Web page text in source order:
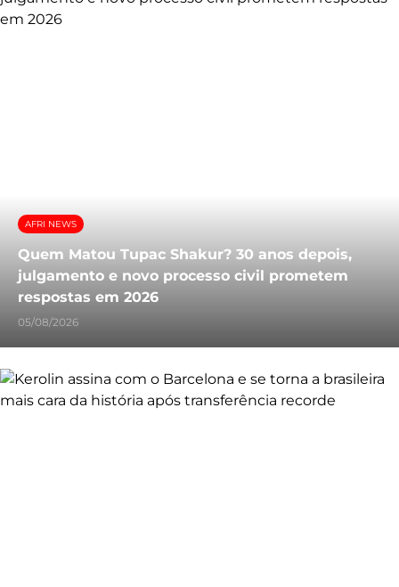
AFRI NEWS
Quem Matou Tupac Shakur? 30 anos depois,
julgamento e novo processo civil prometem
respostas em 2026
05/08/2026